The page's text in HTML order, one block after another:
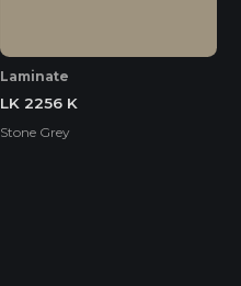
Laminate
LK 2256 K
Stone Grey